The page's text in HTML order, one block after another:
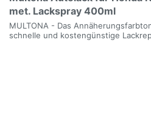
met. Lackspray 400ml
MULTONA - Das
schnelle und kostengünstige